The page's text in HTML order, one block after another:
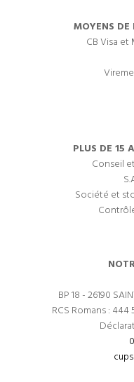
MOYENS DE
CB Visa et
PLUS DE 15
Conseil
Société et
BP 18 - 26190
RCS Romans : 444